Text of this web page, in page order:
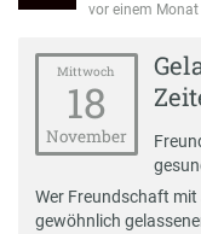
vor einem Monat
Mittwoch
18
November
Wer Freundschaft
gewöhnlich